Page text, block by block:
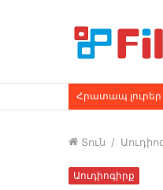
Հրատապ լուրեր
Տուն /
Աուդիոգիրք